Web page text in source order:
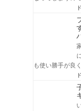
も使い勝手が良